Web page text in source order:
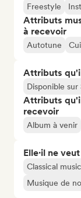
Freestyle
Attributs
à recevoir
Autotune
Attributs
Disponible sur
Attributs
recevoir
Album à venir
Elle·il ne
Classical music
Musique de